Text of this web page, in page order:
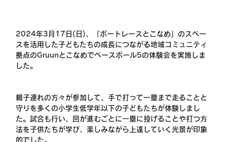
2024年3月17日(日)、「ボートレースとこなめ」のスペー
スを活用した子どもたちの成長につながる地域コミュニティ
拠点のGruunとこなめでベースボール5の体験会を実施しま
した。
親子連れの方々が参加して、手で打って一塁まで走ることと
守りを多くの小学生低学年以下の子どもたちが体験しまし
た。試合も行い、回が進むごとに一塁に投げることや打つ方
法を子供たちが学び、楽しみながら上達していく光景が印象
的でした。